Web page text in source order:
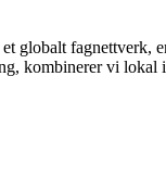
globalt fagnettverk,
kombinerer vi